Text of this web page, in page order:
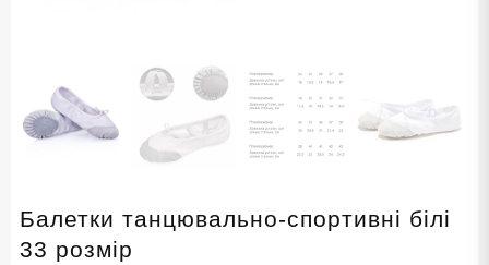
Балетки танцювально-спортивні білі
33 розмір